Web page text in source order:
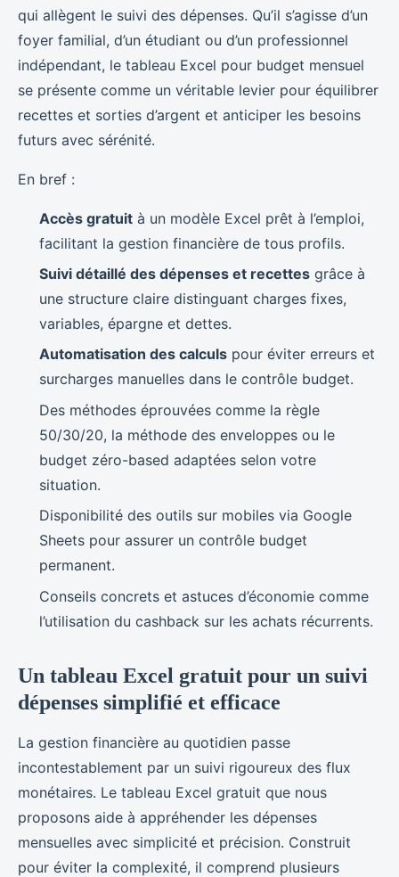
qui allègent le suivi des dépenses. Qu’il s’agisse d’un
foyer familial, d’un étudiant ou d’un professionnel
indépendant, le tableau Excel pour budget mensuel
se présente comme un véritable levier pour équilibrer
recettes et sorties d’argent et anticiper les besoins
futurs avec sérénité.
En bref :
Accès gratuit à un modèle Excel prêt à l’emploi,
facilitant la gestion financière de tous profils.
Suivi détaillé des dépenses et recettes grâce à
une structure claire distinguant charges fixes,
variables, épargne et dettes.
Automatisation des calculs pour éviter erreurs et
surcharges manuelles dans le contrôle budget.
Des méthodes éprouvées comme la règle
50/30/20, la méthode des enveloppes ou le
budget zéro-based adaptées selon votre
situation.
Disponibilité des outils sur mobiles via Google
Sheets pour assurer un contrôle budget
permanent.
Conseils concrets et astuces d’économie comme
l’utilisation du cashback sur les achats récurrents.
Un tableau Excel gratuit pour un suivi
dépenses simplifié et efficace
La gestion financière au quotidien passe
incontestablement par un suivi rigoureux des flux
monétaires. Le tableau Excel gratuit que nous
proposons aide à appréhender les dépenses
mensuelles avec simplicité et précision. Construit
pour éviter la complexité, il comprend plusieurs